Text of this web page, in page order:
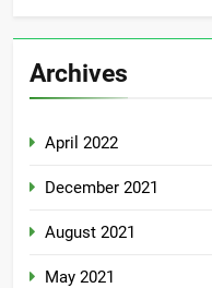
Archives
April 2022
December 2021
August 2021
May 2021